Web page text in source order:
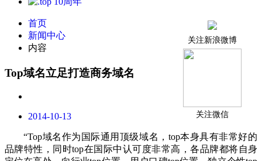
关注新浪微博
关注微信
首页
新闻中心
内容
Top域名立足打造商务域名
2014-10-13
“Top域名作为国际通用顶级域名，top本身具有非常好的
品牌特性，同时top在国际中认可度非常高，各品牌都将自身